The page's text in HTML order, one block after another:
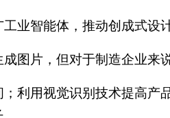
业智能体，推动创成式设
图片，但对于制造企业来
利用视觉识别技术提高